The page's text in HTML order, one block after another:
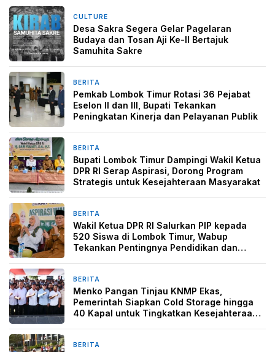
CULTURE
Desa Sakra Segera Gelar Pagelaran
Budaya dan Tosan Aji Ke-II Bertajuk
Samuhita Sakre
BERITA
Pemkab Lombok Timur Rotasi 36 Pejabat
Eselon II dan III, Bupati Tekankan
Peningkatan Kinerja dan Pelayanan Publik
BERITA
Bupati Lombok Timur Dampingi Wakil Ketua
DPR RI Serap Aspirasi, Dorong Program
Strategis untuk Kesejahteraan Masyarakat
BERITA
Wakil Ketua DPR RI Salurkan PIP kepada
520 Siswa di Lombok Timur, Wabup
Tekankan Pentingnya Pendidikan dan
BERITA
Menko Pangan Tinjau KNMP Ekas,
Pemerintah Siapkan Cold Storage hingga
40 Kapal untuk Tingkatkan Kesejahteraan
BERITA